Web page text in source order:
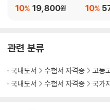
19,800원
10%
세트
10%
관련 분류
국내도서 수험서 자격증 고등
국내도서
수험서 자격증 국가